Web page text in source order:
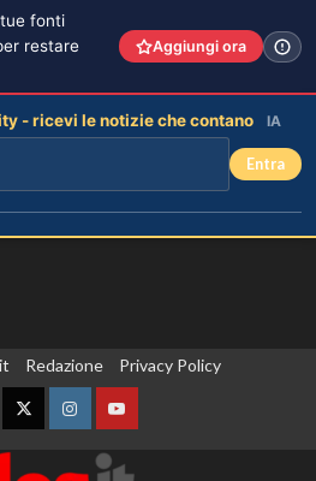
Redazione Privacy Policy
TwitterInstagramYouTube
fonti
restare
Aggiungi ora
- ricevi le notizie che contano IA
Entra